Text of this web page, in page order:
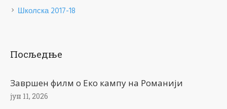
Школска 2017-18
Посљедње
Завршен филм о Еко кампу на Романији
јун 11, 2026